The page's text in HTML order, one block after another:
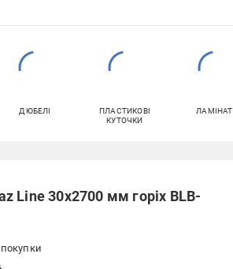
ДЮБЕЛІ
ПЛАСТИКОВІ
КУТОЧКИ
ЛАМІНАТ
Line 30х2700 мм горіх BLB-